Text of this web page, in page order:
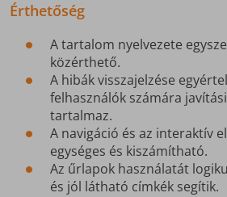
Érthetőség
A tartalom nyelvezete
közérthető.
A hibák visszajelzése
felhasználók számára
tartalmaz.
A navigáció és az interaktív
egységes és kiszámítható.
Az űrlapok használatát
és jól látható címkék segítik.